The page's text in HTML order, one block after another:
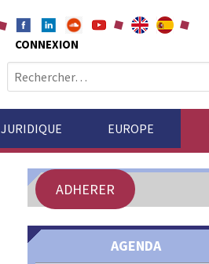
CONNEXION
e
c
h
e
JURIDIQUE EUROPE
ADHERER
AGENDA